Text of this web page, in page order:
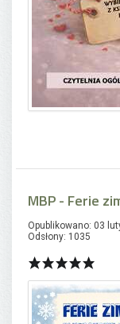
MBP - Ferie
Opublikowano: 03
Odsłony: 1035